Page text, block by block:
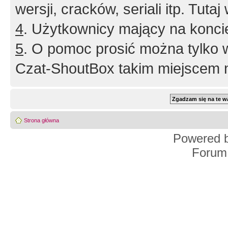
wersji, cracków, seriali itp. Tutaj
4. Użytkownicy mający na
5. O pomoc prosić można tylko
Czat-ShoutBox takim miejscem
Strona główna
Powered